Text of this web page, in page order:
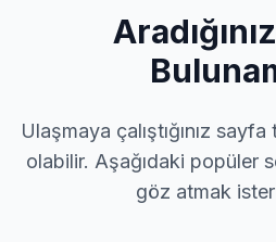
Ulaşmaya çalıştığınız
olabilir. Aşağıdaki popüler
göz atmak